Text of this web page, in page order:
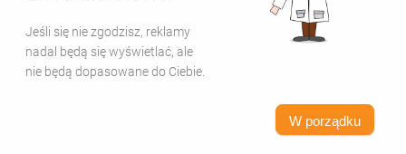
Jeśli się nie zgodzisz, reklamy
nadal będą się wyświetlać, ale
nie będą dopasowane do Ciebie.
W porządku
informację, że pochodzą one z
serwisu Sala Gier i dodasz link
www.salagier.pl. Kolorową zabawą